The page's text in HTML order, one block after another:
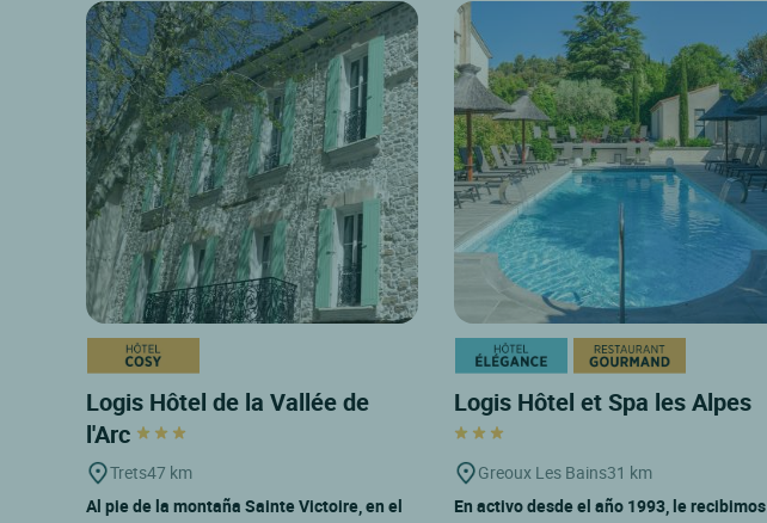
Logis Hôtel de la Vallée de
l'Arc
Trets47 km
Al pie de la montaña Sainte Victoire, en el
Logis Hôtel et Spa les Alpes
Greoux Les Bains31 km
En activo desde el año 1993, le recibimos